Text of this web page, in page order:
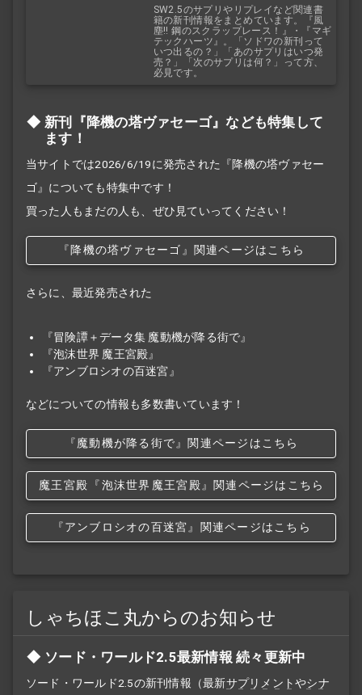
SW2.5のサプリやリプレイなど関連書
籍の新刊情報をまとめています。『風
塵!! 鋼のスクラップレース！』・『マギ
テックハーツ』。「ソドワの新刊って
いつ出るの？」「あのサプリはいつ発
売？」「次のサプリは何？」って方、
必見です。
新刊『降機の塔ヴァセーゴ』なども特集して
ます！
当サイトでは2026/6/19に発売された『降機の塔ヴァセー
ゴ』についても特集中です！
買った人もまだの人も、ぜひ見ていってください！
『降機の塔ヴァセーゴ』関連ページはこちら
さらに、最近発売された
『冒険譚＋データ集 魔動機が降る街で』
『泡沫世界 魔王宮殿』
『アンブロシオの百迷宮』
などについての情報も多数書いています！
『魔動機が降る街で』関連ページはこちら
魔王宮殿 『泡沫世界 魔王宮殿』関連ページはこちら
『アンブロシオの百迷宮』関連ページはこちら
しゃちほこ丸からのお知らせ
ソード・ワールド2.5最新情報 続々更新中
ソード・ワールド2.5の新刊情報（最新サプリメントやシナ